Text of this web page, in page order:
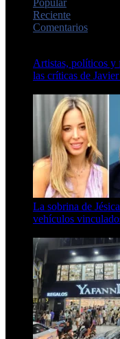
Popular
Reciente
Comentarios
Artistas, políticos y
las críticas de
La sobrina de
vehículos